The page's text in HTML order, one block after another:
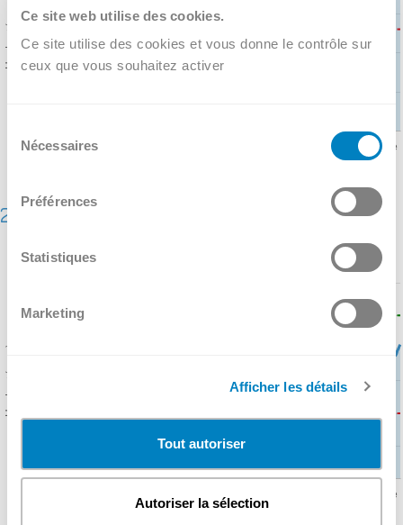
Ce site web utilise des cookies.
Ce site utilise des cookies et vous donne le contrôle sur
ceux que vous souhaitez activer
Nécessaires
Préférences
Statistiques
Marketing
Afficher les détails
Tout autoriser
Autoriser la sélection
2017